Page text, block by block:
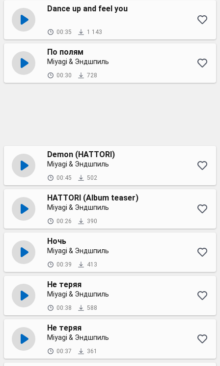
Dance up and feel you
00:35 1 143
По полям
Miyagi & Эндшпиль
00:30 728
Demon (HATTORI)
Miyagi & Эндшпиль
00:45 502
HATTORI (Album teaser)
Miyagi & Эндшпиль
00:26 390
Ночь
Miyagi & Эндшпиль
00:39 413
Не теряя
Miyagi & Эндшпиль
00:38 588
Не теряя
Miyagi & Эндшпиль
00:37 361